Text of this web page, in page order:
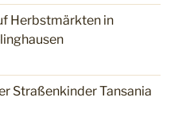
Herbstmärkten in
Straßenkinder Tansania